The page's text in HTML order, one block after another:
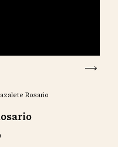
Rosario